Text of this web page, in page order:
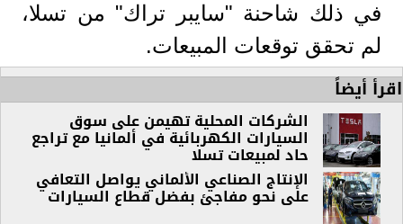
في ذلك شاحنة "سايبر تراك" من تسلا،
لم تحقق توقعات المبيعات.
اقرأ أيضاً
الشركات المحلية تهيمن على سوق
السيارات الكهربائية في ألمانيا مع تراجع
حاد لمبيعات تسلا
الإنتاج الصناعي الألماني يواصل التعافي
على نحو مفاجئ بفضل قطاع السيارات